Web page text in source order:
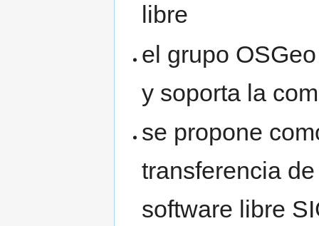
libre
el grupo
y soporta la
se propone
transferencia
software libre